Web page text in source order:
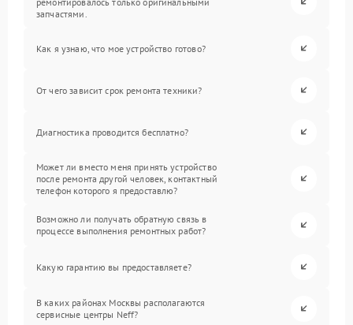
запчастями.
Как я узнаю, что мое устройство готово?
От чего зависит срок ремонта техники?
Диагностика проводится бесплатно?
Может ли вместо меня принять устройство
после ремонта другой человек, контактный
телефон которого я предоставлю?
Возможно ли получать обратную связь в
процессе выполнения ремонтных работ?
Какую гарантию вы предоставляете?
В каких районах Москвы располагаются
сервисные центры Neff?